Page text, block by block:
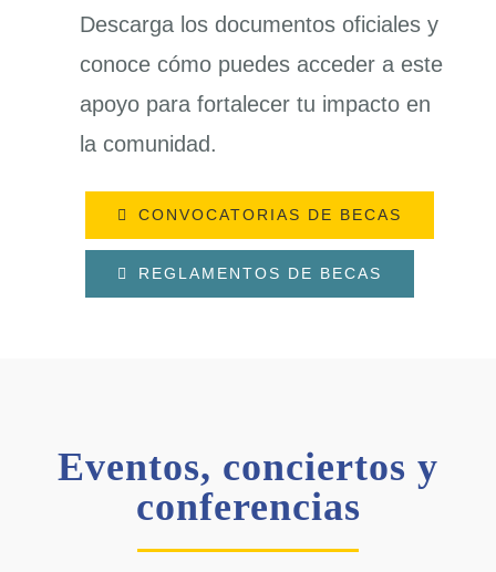
Descarga los documentos oficiales y
conoce cómo puedes acceder a este
apoyo para fortalecer tu impacto en
la comunidad.
CONVOCATORIAS DE BECAS
REGLAMENTOS DE BECAS
Eventos, conciertos y
conferencias